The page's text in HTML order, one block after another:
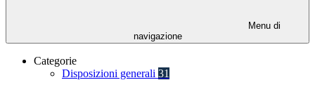
Menu di
navigazione
Categorie
Disposizioni generali 31